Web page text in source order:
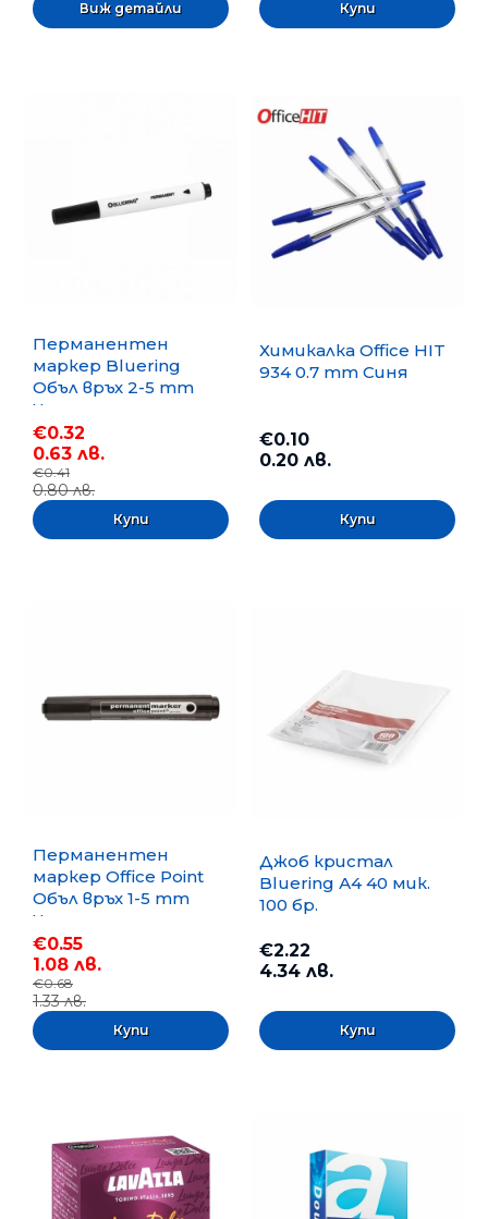
Виж детайли
Перманентен
маркер Bluering
Объл връх 2-5 mm
Черен
€0.32
0.63 лв.
€0.41
0.80 лв.
Химикалка Office HIT
934 0.7 mm Синя
€0.10
0.20 лв.
Перманентен
маркер Office Point
Объл връх 1-5 mm
Черен
€0.55
1.08 лв.
€0.68
1.33 лв.
Джоб кристал
Bluering А4 40 мик.
100 бр.
€2.22
4.34 лв.